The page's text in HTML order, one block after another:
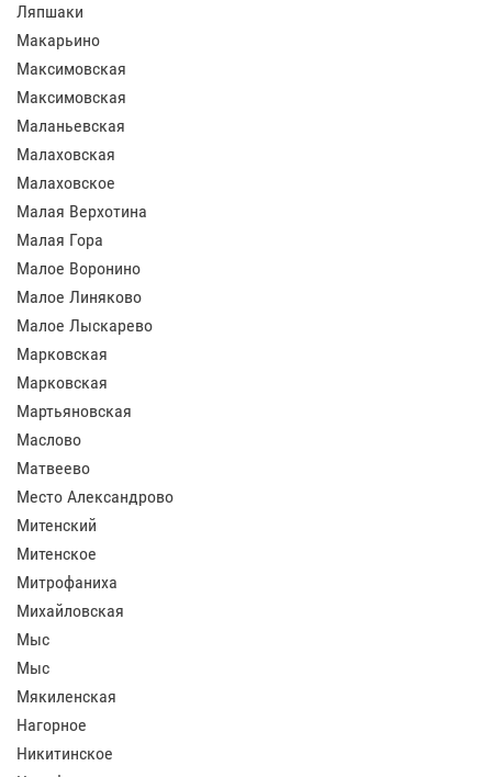
Ляпшаки
Макарьино
Максимовская
Максимовская
Маланьевская
Малаховская
Малаховское
Малая Верхотина
Малая Гора
Малое Воронино
Малое Линяково
Малое Лыскарево
Марковская
Марковская
Мартьяновская
Маслово
Матвеево
Место Александрово
Митенский
Митенское
Митрофаниха
Михайловская
Мыс
Мыс
Мякиленская
Нагорное
Никитинское